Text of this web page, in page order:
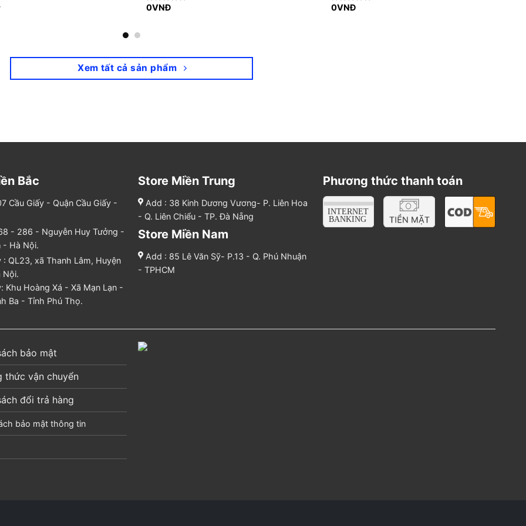
Rated
0VNĐ
Rated
0VNĐ
Xem tất cả sản phẩm
Bắc
Cầu Giấy - Quận Cầu Giấy -
- 286 - Nguyễn Huy Tưởng -
- Hà Nội.
: QL23, xã Thanh Lâm, Huyện
Nội.
Khu Hoàng Xá - Xã Mạn Lạn -
Ba - Tỉnh Phú Thọ.
Store Miền Trung
Add : 38 Kinh Dương Vương- P. Liên Hoa
- Q. Liên Chiểu - TP. Đà Nẵng
Store Miền Nam
Add : 85 Lê Văn Sỹ- P.13 - Q. Phú Nhuận
- TPHCM
Phương thức thanh toán
bảo mật
thức vận chuyển
đổi trả hàng
bảo mật thông tin